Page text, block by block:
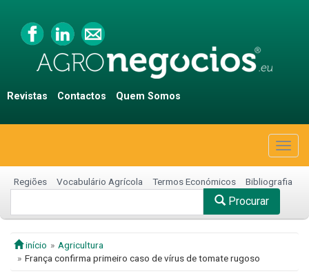
Revistas Contactos Quem Somos
Regiões Vocabulário Agrícola Termos Económicos Bibliografia
Procurar
início
Agricultura
França confirma primeiro caso de vírus de tomate rugoso